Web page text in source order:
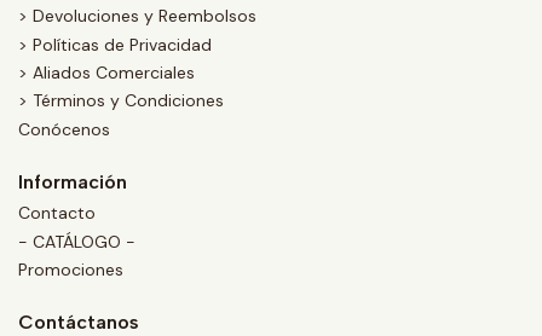
> Devoluciones y Reembolsos
> Políticas de Privacidad
> Aliados Comerciales
> Términos y Condiciones
Conócenos
Información
Contacto
- CATÁLOGO -
Promociones
Contáctanos